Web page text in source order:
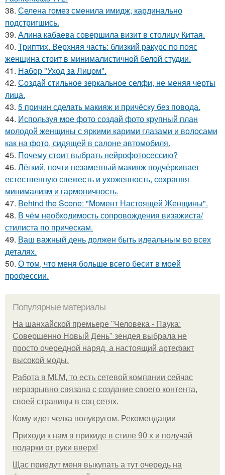
38. Селена гомез сменила имидж, кардинально
подстригшись.
39. Алина кабаева совершила визит в столицу Китая.
40. Триптих. Верхняя часть: близкий ракурс по пояс
женщина стоит в минималистичной белой студии.
41. Набор "Уход за Лицом".
42. Создай стильное зеркальное селфи, не меняя черты
лица.
43. 5 причин сделать макияж и причёску без повода.
44. Используя мое фото создай фото крупный план
молодой женщины с яркими карими глазами и волосами
как на фото, сидящей в салоне автомобиля.
45. Почему стоит выбрать нейрофотосессию?
46. Лёгкий, почти незаметный макияж подчёркивает
естественную свежесть и ухоженность, сохраняя
минимализм и гармоничность.
47. Behind the Scene: "Момент Настоящей Женщины".
48. В чём необходимость сопровождения визажиста/
стилиста по прическам.
49. Ваш важный день должен быть идеальным во всех
деталях.
50. О том, что меня больше всего бесит в моей
профессии.
Популярные материалы
На шанхайской премьере "Человека - Паука:
Совершенно Новый День" зендея выбрала не
просто очередной наряд, а настоящий артефакт
высокой моды.
Работа в MLM, то есть сетевой компании сейчас
неразрывно связана с создание своего контента,
своей страницы в соц сетях.
Кому идет челка полукругом. Рекомендации
Приходи к нам в прикиде в стиле 90 х и получай
подарки от руки вверх!
Щас приедут меня выкупать а тут очередь на